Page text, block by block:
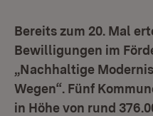
Bereits zum 20. Mal
Bewilligungen im
„Nachhaltige
Wegen“. Fünf
in Höhe von rund